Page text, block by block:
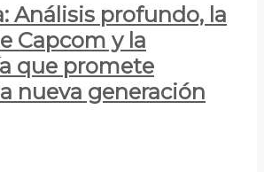
Análisis profundo, la
Capcom y la
que promete
nueva generación